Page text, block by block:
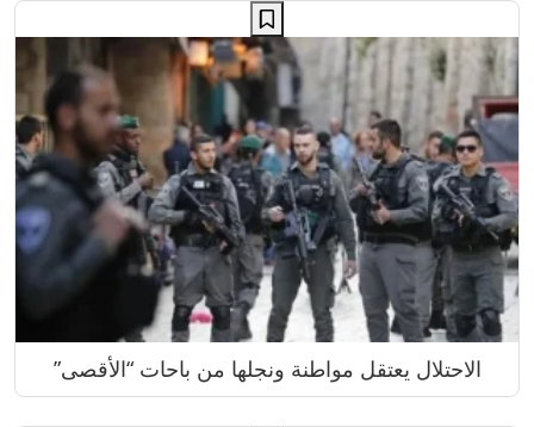
الاحتلال يعتقل مواطنة ونجلها من باحات “الأقصى”